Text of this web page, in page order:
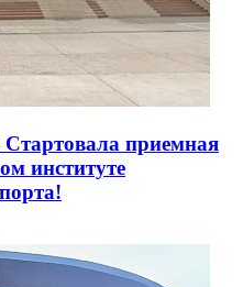
приемная
институте